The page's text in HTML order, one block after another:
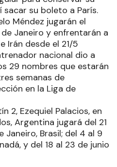
sacar su boleto a París.
Méndez jugarán el
Janeiro y enfrentarán a
Irán desde el 21/5
nacional dio a
29 nombres que estarán
semanas de
en la Liga de
2, Ezequiel Palacios, en
Argentina jugará del 21
Janeiro, Brasil; del 4 al 9
y del 18 al 23 de junio